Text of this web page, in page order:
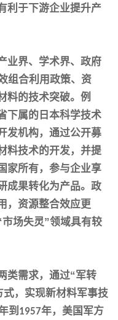
利于下游企业提升产
业界、学术界、政府
组合利用政策、资
料的技术突破。例
下属的日本科学技术
发机构，通过公开募
料技术的开发，并提
家所有，参与企业享
成果转化为产品。政
，资源整合效应更
场失灵”领域具有较
类需求，通过“军转
式，实现新材料军事技
到 1957年，美国军方